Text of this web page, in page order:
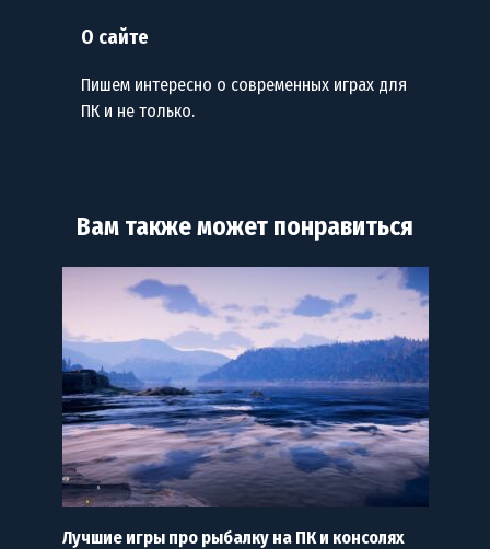
О сайте
Пишем интересно о современных играх для
ПК и не только.
Вам также может понравиться
Лучшие игры про рыбалку на ПК и консолях